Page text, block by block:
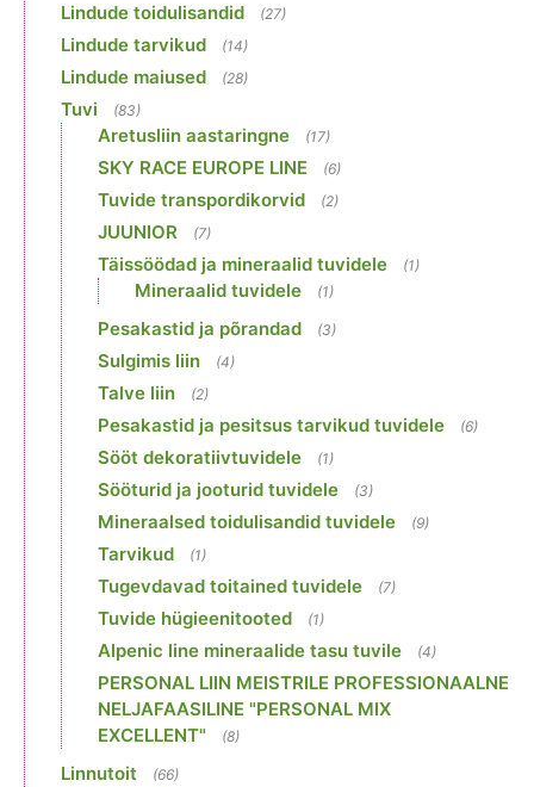
Lindude toidulisandid (27)
Lindude tarvikud (14)
Lindude maiused (28)
Tuvi (83)
Aretusliin aastaringne (17)
SKY RACE EUROPE LINE (6)
Tuvide transpordikorvid (2)
JUUNIOR (7)
Täissöödad ja mineraalid tuvidele (1)
Mineraalid tuvidele (1)
Pesakastid ja põrandad (3)
Sulgimis liin (4)
Talve liin (2)
Pesakastid ja pesitsus tarvikud tuvidele (6)
Sööt dekoratiivtuvidele (1)
Sööturid ja jooturid tuvidele (3)
Mineraalsed toidulisandid tuvidele (9)
Tarvikud (1)
Tugevdavad toitained tuvidele (7)
Tuvide hügieenitooted (1)
Alpenic line mineraalide tasu tuvile (4)
PERSONAL LIIN MEISTRILE PROFESSIONAALNE
NELJAFAASILINE "PERSONAL MIX
EXCELLENT"
(8)
Linnutoit (66)